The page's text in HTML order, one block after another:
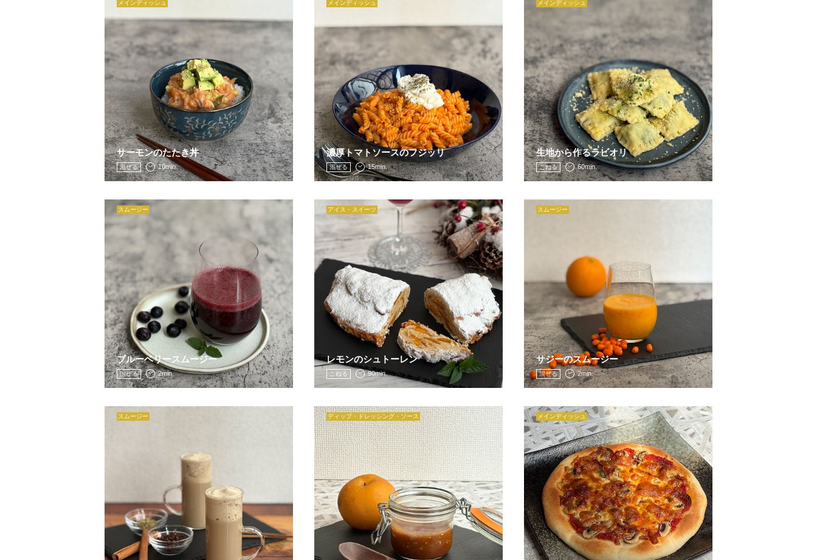
メインディッシュ
サーモンのたたき丼
混ぜる 10min.
メインディッシュ
濃厚トマトソースのフジッリ
混ぜる 15min.
メインディッシュ
生地から作るラビオリ
こねる 60min.
スムージー
ブルーベリースムージー
混ぜる 2min.
アイス・スイーツ
レモンのシュトーレン
こねる 90min.
スムージー
サジーのスムージー
混ぜる 2min.
スムージー ディップ・ドレッシング・ソース メインディッシュ